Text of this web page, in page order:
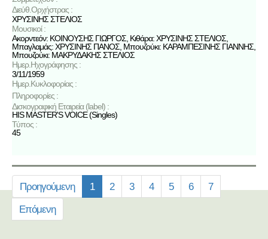
Διεύθ.Ορχήστρας :
ΧΡΥΣΙΝΗΣ ΣΤΕΛΙΟΣ
Μουσικοί :
Ακορντεόν: ΚΟΙΝΟΥΣΗΣ ΓΙΩΡΓΟΣ, Κιθάρα: ΧΡΥΣΙΝΗΣ ΣΤΕΛΙΟΣ,
Μπαγλαμάς: ΧΡΥΣΙΝΗΣ ΠΑΝΟΣ, Μπουζούκι: ΚΑΡΑΜΠΕΣΙΝΗΣ ΓΙΑΝΝΗΣ,
Μπουζούκι: ΜΑΚΡΥΔΑΚΗΣ ΣΤΕΛΙΟΣ
Ημερ.Ηχογράφησης :
3/11/1959
Ημερ.Κυκλοφορίας :
Πληροφορίες :
Δισκογραφική Εταιρεία (label) :
HIS MASTER'S VOICE (Singles)
Τύπος :
45
Προηγούμενη 1 2 3 4 5 6
7
Επόμενη